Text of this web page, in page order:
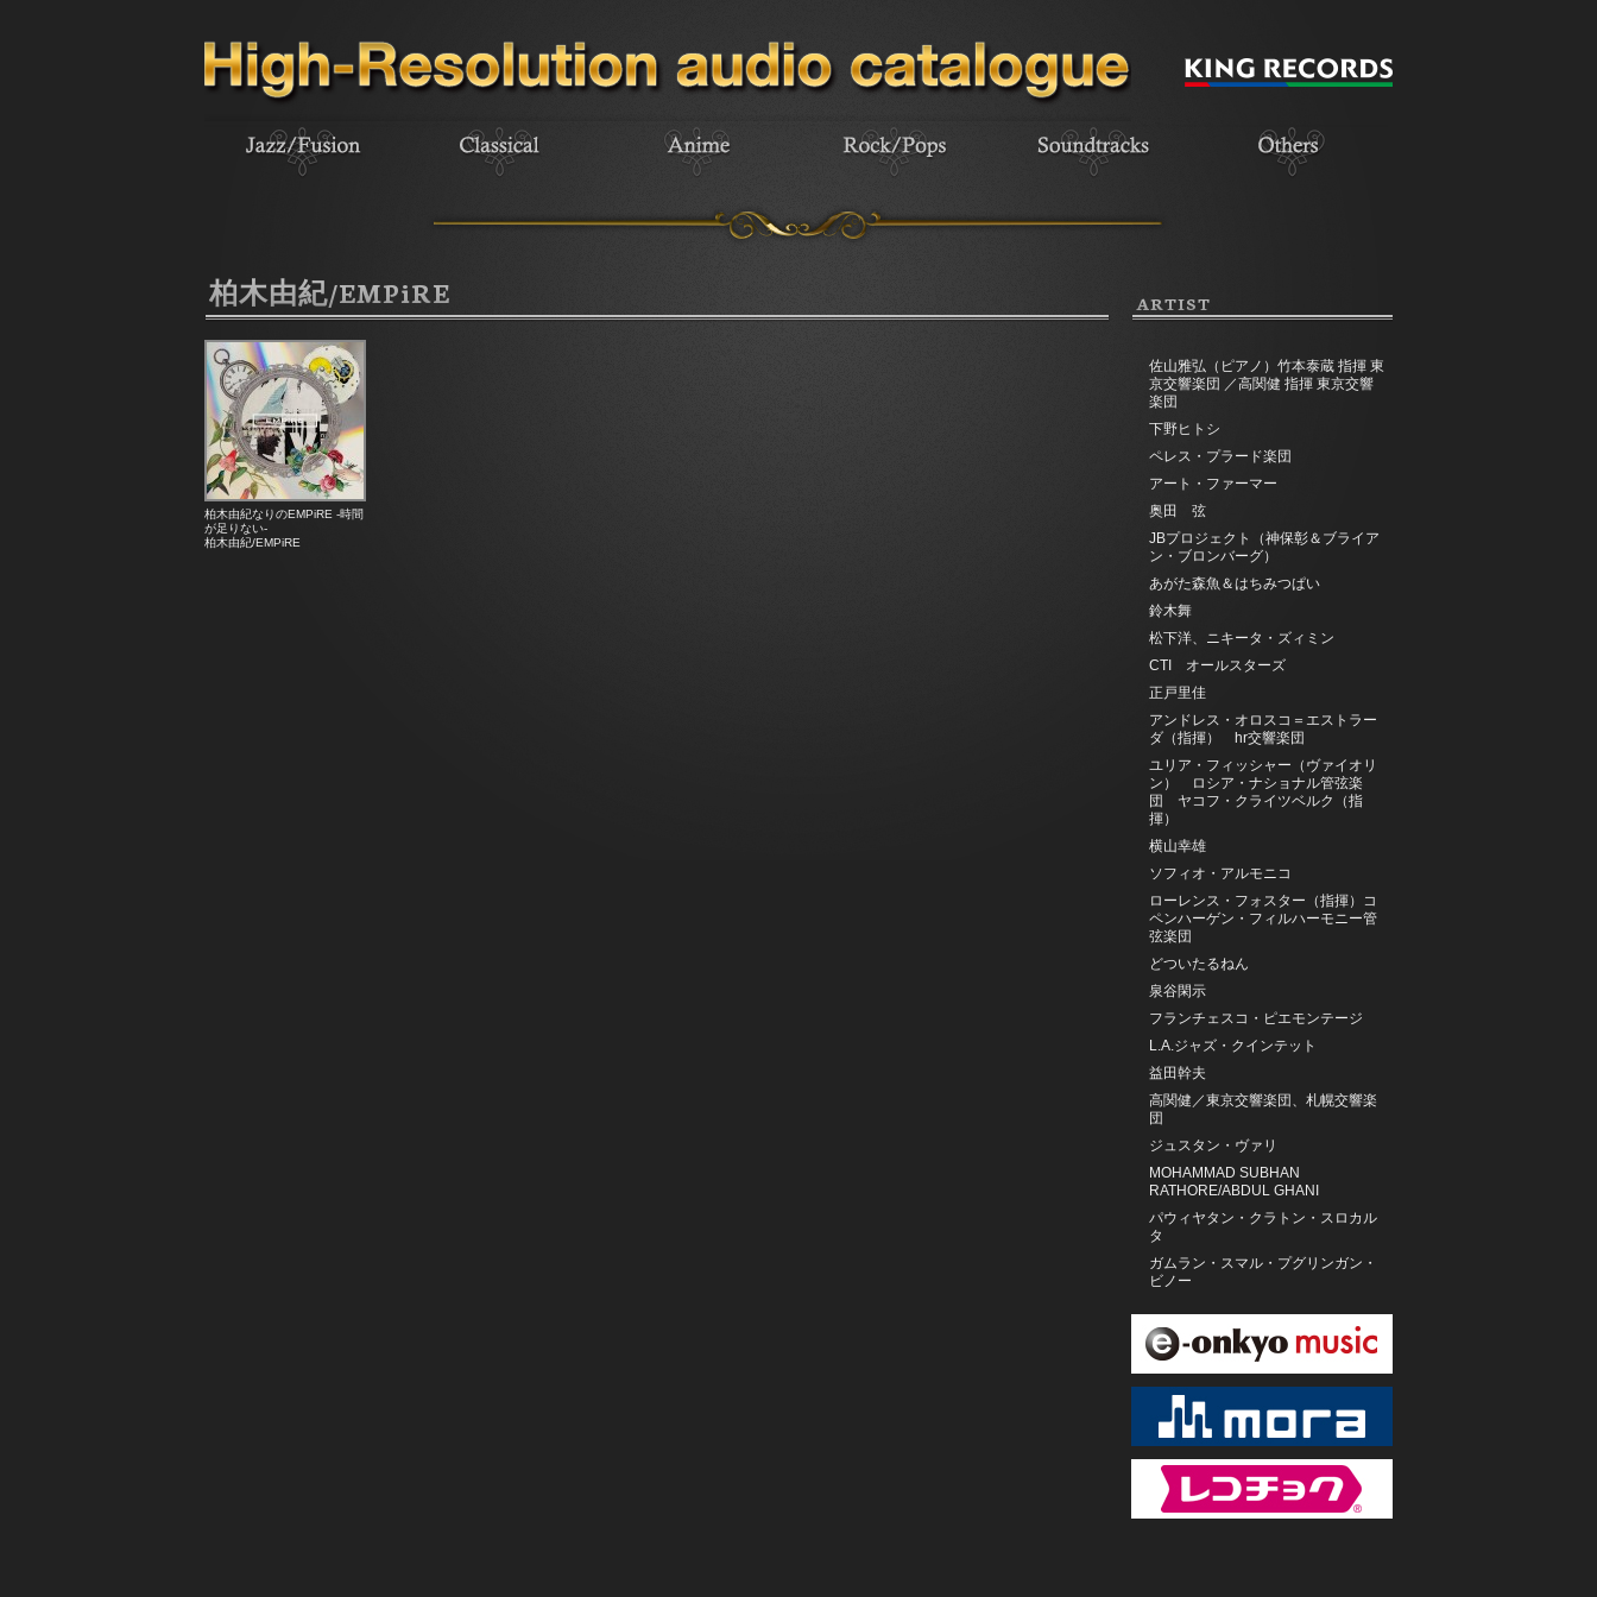
柏木由紀/EMPiRE
柏木由紀なりのEMPiRE -時間
が足りない-
柏木由紀/EMPiRE
ARTIST
佐山雅弘（ピアノ）竹本泰蔵 指揮 東
京交響楽団 ／高関健 指揮 東京交響
楽団
下野ヒトシ
ペレス・プラード楽団
アート・ファーマー
奥田 弦
JBプロジェクト（神保彰＆ブライア
ン・ブロンバーグ）
あがた森魚＆はちみつぱい
鈴木舞
松下洋、ニキータ・ズィミン
CTI オールスターズ
正戸里佳
アンドレス・オロスコ＝エストラー
ダ（指揮） hr交響楽団
ユリア・フィッシャー（ヴァイオリ
ン） ロシア・ナショナル管弦楽
団 ヤコフ・クライツベルク（指
揮）
横山幸雄
ソフィオ・アルモニコ
ローレンス・フォスター（指揮）コ
ペンハーゲン・フィルハーモニー管
弦楽団
どついたるねん
泉谷閑示
フランチェスコ・ピエモンテージ
L.A.ジャズ・クインテット
益田幹夫
高関健／東京交響楽団、札幌交響楽
団
ジュスタン・ヴァリ
MOHAMMAD SUBHAN
RATHORE/ABDUL GHANI
パウィヤタン・クラトン・スロカル
タ
ガムラン・スマル・プグリンガン・
ビノー
生月島壱部の長老たち
PANCHO AMAT Y SU CABILDO DEL
マレク・ヤノフスキ ／ドレスデン・
フィルハーモニー管弦楽団 ／ライプ
ツィヒMDR放送合唱団
サタデイ・ナイト・ライブ・バンド
ショーロクラブ